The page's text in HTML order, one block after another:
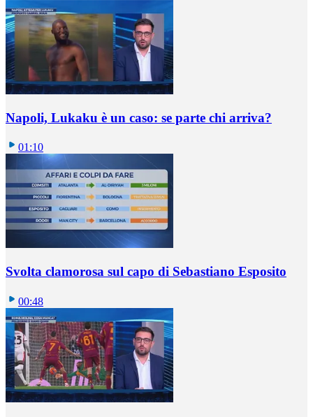
Napoli, Lukaku è un caso: se parte chi arriva?
01:10
Svolta clamorosa sul capo di Sebastiano Esposito
00:48